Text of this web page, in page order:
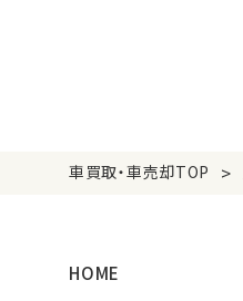
車買取・車売却TOP >
HOME